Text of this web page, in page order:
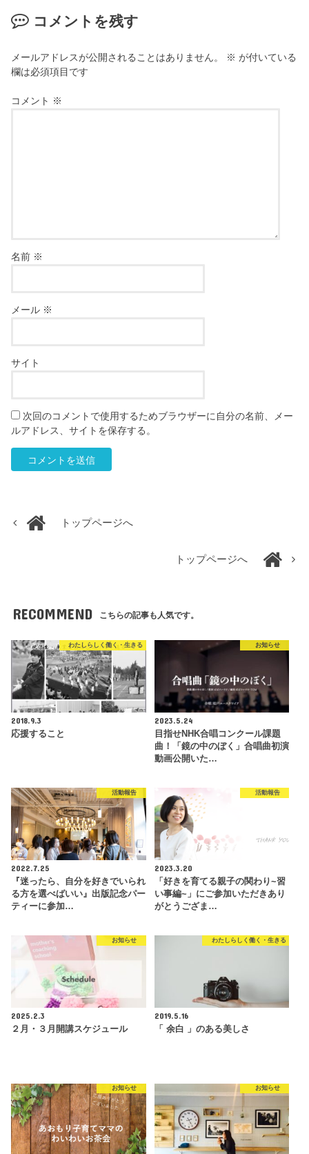
コメントを残す
メールアドレスが公開されることはありません。 ※ が付いている
欄は必須項目です
コメント ※
名前 ※
メール ※
サイト
次回のコメントで使用するためブラウザーに自分の名前、メー
ルアドレス、サイトを保存する。
トップページへ
トップページへ
RECOMMEND こちらの記事も人気です。
わたしらしく働く・生きる
2018.9.3
応援すること
お知らせ
2023.5.24
目指せNHK合唱コンクール課題
曲！「鏡の中のぼく」合唱曲初演
動画公開いた…
活動報告
2022.7.25
『迷ったら、自分を好きでいられ
る方を選べばいい』出版記念パー
ティーに参加…
活動報告
2023.3.20
「好きを育てる親子の関わり~習
い事編~」にご参加いただきあり
がとうござま…
お知らせ
2025.2.3
２月・３月開講スケジュール
わたしらしく働く・生きる
2019.5.16
「 余白 」のある美しさ
お知らせ お知らせ